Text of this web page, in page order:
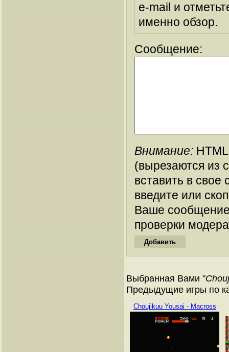
e-mail и
именно обзор.
Сообщение:
Внимание:
(вырезаются из
вставить в
введите или
Ваше
проверки
Выбранная Вами "
Предыдущие игры по
Choujikuu Yousai - Macross